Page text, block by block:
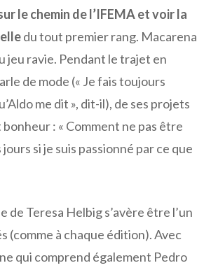
le chemin de l’IFEMA et voir la
du tout premier rang. Macarena
jeu ravie. Pendant le trajet en
de mode (« Je fais toujours
me dit », dit-il), de ses projets
: « Comment ne pas être
si je suis passionné par ce que
de Teresa Helbig s’avère être l’un
(comme à chaque édition). Avec
qui comprend également Pedro